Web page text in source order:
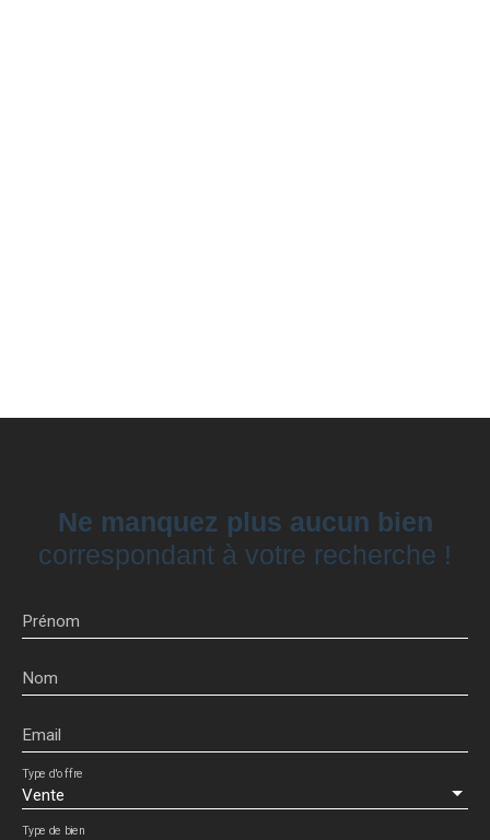
Ne manquez plus aucun bien
correspondant à votre recherche !
Prénom
Nom
Email
Vente
Type d'offre
Type de bien